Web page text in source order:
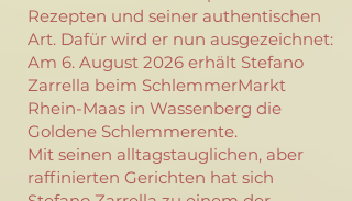
Rezepten und seiner authentischen
Art. Dafür wird er nun ausgezeichnet:
Am 6. August 2026 erhält Stefano
Zarrella beim SchlemmerMarkt
Rhein-Maas in Wassenberg die
Goldene Schlemmerente.
Mit seinen alltagstauglichen, aber
raffinierten Gerichten hat sich